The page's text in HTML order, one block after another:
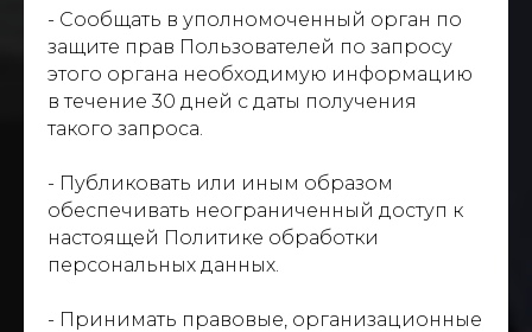
- Сообщать в уполномоченный орган по
защите прав Пользователей по запросу
этого органа необходимую информацию
в течение 30 дней с даты получения
такого запроса.
- Публиковать или иным образом
обеспечивать неограниченный доступ к
настоящей Политике обработки
персональных данных.
- Принимать правовые, организационные